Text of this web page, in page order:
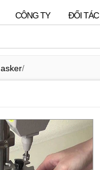
CÔNG TY ĐỐI TÁC
asker/